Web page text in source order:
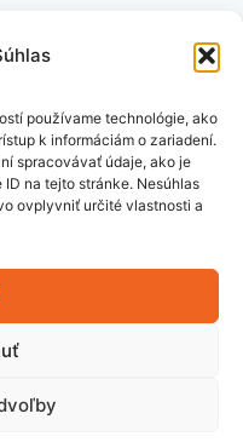
používame technológie, ako
k informáciám o zariadení.
spracovávať údaje, ako je
na tejto stránke. Nesúhlas
ovplyvniť určité vlastnosti a